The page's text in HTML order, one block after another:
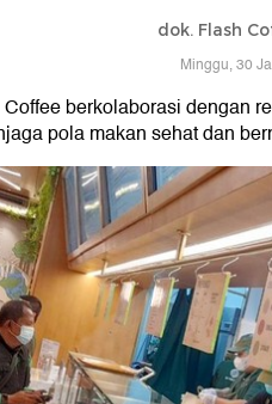
dok. Flash
Minggu, 30
berkolaborasi dengan
pola makan sehat dan